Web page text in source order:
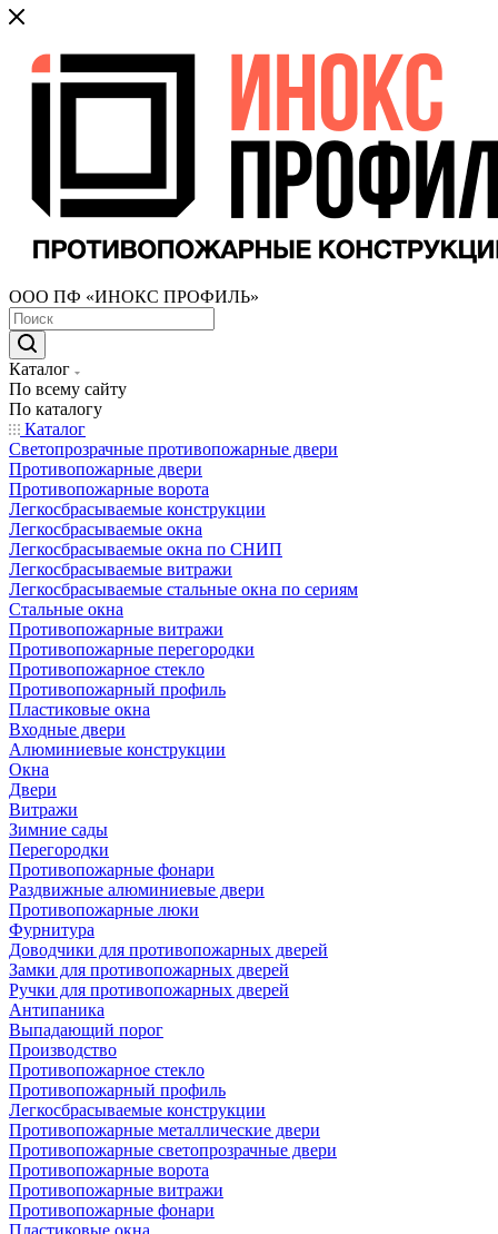
ООО ПФ «ИНОКС ПРОФИЛЬ»
Каталог
По всему сайту
По каталогу
Каталог
Светопрозрачные противопожарные двери
Противопожарные двери
Противопожарные ворота
Легкосбрасываемые конструкции
Легкосбрасываемые окна
Легкосбрасываемые окна по СНИП
Легкосбрасываемые витражи
Легкосбрасываемые стальные окна по сериям
Стальные окна
Противопожарные витражи
Противопожарные перегородки
Противопожарное стекло
Противопожарный профиль
Пластиковые окна
Входные двери
Алюминиевые конструкции
Окна
Двери
Витражи
Зимние сады
Перегородки
Противопожарные фонари
Раздвижные алюминиевые двери
Противопожарные люки
Фурнитура
Доводчики для противопожарных дверей
Замки для противопожарных дверей
Ручки для противопожарных дверей
Антипаника
Выпадающий порог
Производство
Противопожарное стекло
Противопожарный профиль
Легкосбрасываемые конструкции
Противопожарные металлические двери
Противопожарные светопрозрачные двери
Противопожарные ворота
Противопожарные витражи
Противопожарные фонари
Пластиковые окна